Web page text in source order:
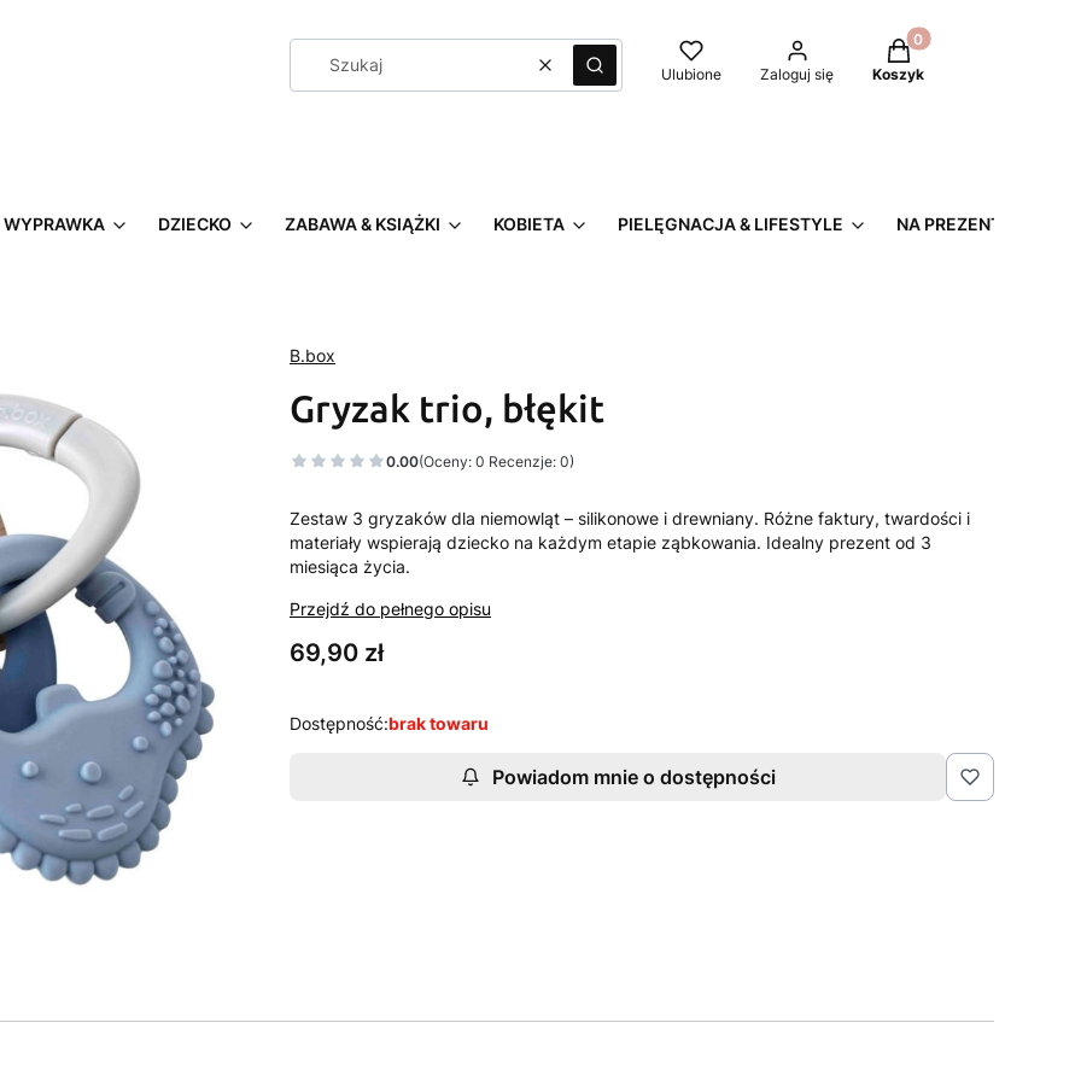
WyczyśćSzukaj Ulubione Zaloguj się
Produkty w koszyku:
Koszyk
WYPRAWKA DZIECKO ZABAWA & KSIĄŻKI KOBIETA PIELĘGNACJA & LIFESTYLE NA PREZENT
B.box
Gryzak trio, błękit
0.00(Oceny: 0 Recenzje: 0)
Zestaw 3 gryzaków dla niemowląt – silikonowe i drewniany. Różne faktury, twardości i
materiały wspierają dziecko na każdym etapie ząbkowania. Idealny prezent od 3
miesiąca życia.
Przejdź do pełnego opisu
Cena
69,90 zł
Dostępność:brak towaru
Powiadom mnie o dostępności